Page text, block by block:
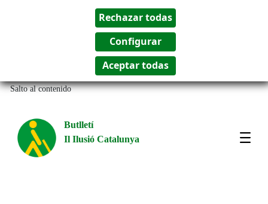
Salto al contenido
Butlletí
Il Ilusió Catalunya